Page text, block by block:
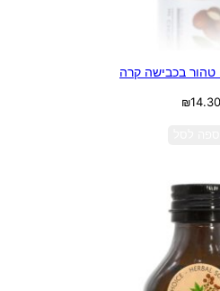
טהור בכבישה קרה
₪14.30